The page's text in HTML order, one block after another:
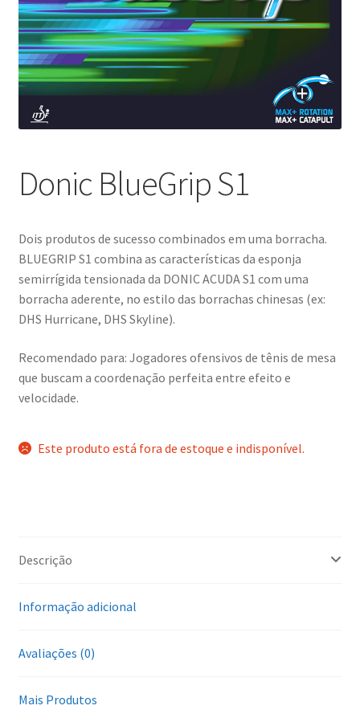
Donic BlueGrip S1
Dois produtos de sucesso combinados em uma borracha.
BLUEGRIP S1 combina as características da esponja
semirrígida tensionada da DONIC ACUDA S1 com uma
borracha aderente, no estilo das borrachas chinesas (ex:
DHS Hurricane, DHS Skyline).
Recomendado para: Jogadores ofensivos de tênis de mesa
que buscam a coordenação perfeita entre efeito e
velocidade.
Este produto está fora de estoque e indisponível.
Descrição
Informação adicional
Avaliações (0)
Mais Produtos